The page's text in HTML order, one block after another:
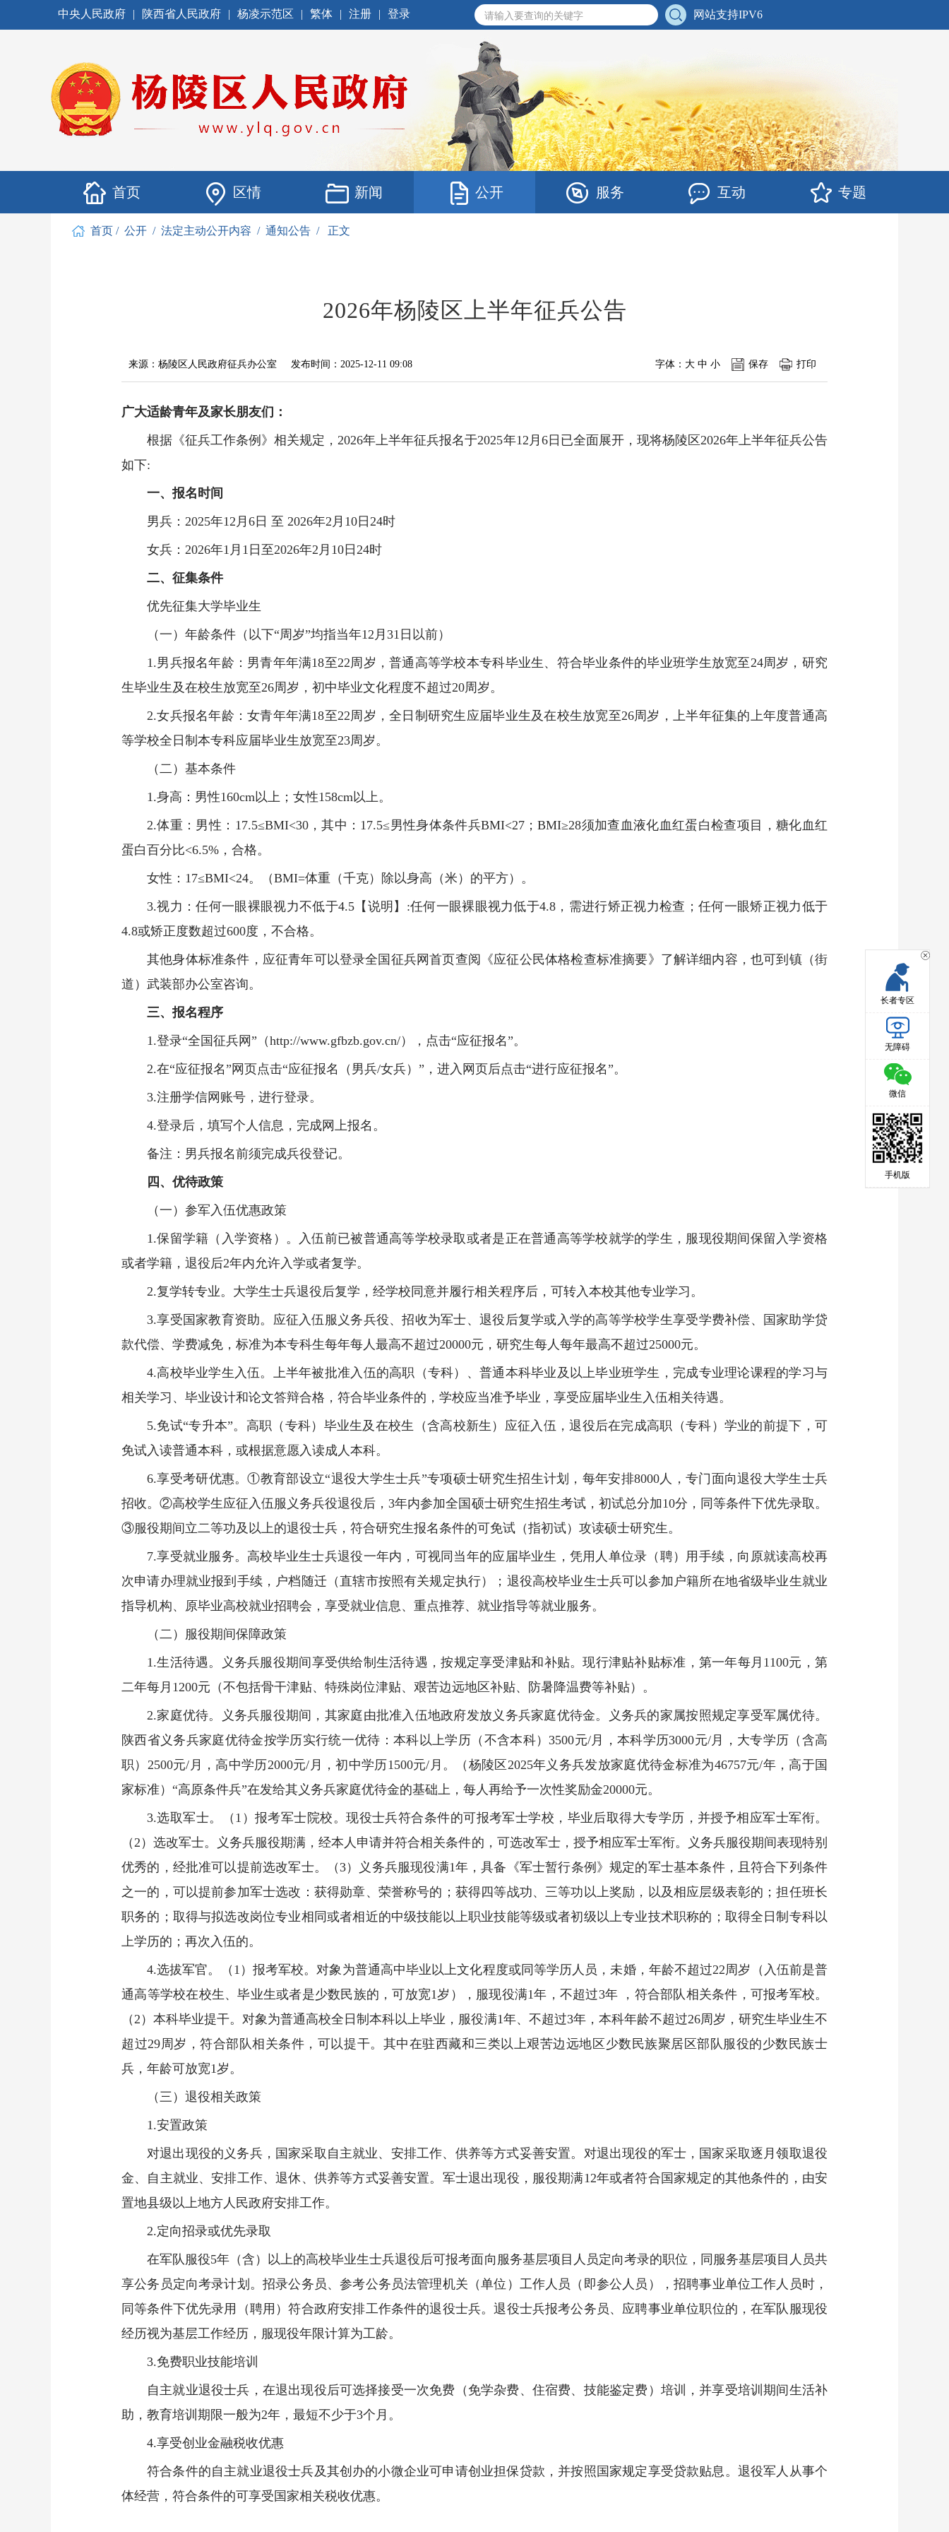
中央人民政府 | 陕西省人民政府 | 杨凌示范区 | 繁体 | 注册 | 登录 网站支持IPV6
首页 区情 新闻 公开 服务 互动 专题
首页 / 公开 / 法定主动公开内容 / 通知公告 / 正文
2026年杨陵区上半年征兵公告
来源：杨陵区人民政府征兵办公室 发布时间：2025-12-11 09:08 打印
保存
字体： 大 中 小
广大适龄青年及家长朋友们：
根据《征兵工作条例》相关规定，2026年上半年征兵报名于2025年12月6日已全面展开，现将杨陵区2026年上半年征兵公告
如下:
一、报名时间
男兵：2025年12月6日 至 2026年2月10日24时
女兵：2026年1月1日至2026年2月10日24时
二、征集条件
优先征集大学毕业生
（一）年龄条件（以下“周岁”均指当年12月31日以前）
1.男兵报名年龄：男青年年满18至22周岁，普通高等学校本专科毕业生、符合毕业条件的毕业班学生放宽至24周岁，研究
生毕业生及在校生放宽至26周岁，初中毕业文化程度不超过20周岁。
2.女兵报名年龄：女青年年满18至22周岁，全日制研究生应届毕业生及在校生放宽至26周岁，上半年征集的上年度普通高
等学校全日制本专科应届毕业生放宽至23周岁。
（二）基本条件
1.身高：男性160cm以上；女性158cm以上。
2.体重：男性：17.5≤BMI<30，其中：17.5≤男性身体条件兵BMI<27；BMI≥28须加查血液化血红蛋白检查项目，糖化血红
蛋白百分比<6.5%，合格。
女性：17≤BMI<24。（BMI=体重（千克）除以身高（米）的平方）。
3.视力：任何一眼裸眼视力不低于4.5【说明】:任何一眼裸眼视力低于4.8，需进行矫正视力检查；任何一眼矫正视力低于
4.8或矫正度数超过600度，不合格。
其他身体标准条件，应征青年可以登录全国征兵网首页查阅《应征公民体格检查标准摘要》了解详细内容，也可到镇（街
道）武装部办公室咨询。
三、报名程序
1.登录“全国征兵网”（http://www.gfbzb.gov.cn/），点击“应征报名”。
2.在“应征报名”网页点击“应征报名（男兵/女兵）”，进入网页后点击“进行应征报名”。
3.注册学信网账号，进行登录。
4.登录后，填写个人信息，完成网上报名。
备注：男兵报名前须完成兵役登记。
四、优待政策
（一）参军入伍优惠政策
1.保留学籍（入学资格）。入伍前已被普通高等学校录取或者是正在普通高等学校就学的学生，服现役期间保留入学资格
或者学籍，退役后2年内允许入学或者复学。
2.复学转专业。大学生士兵退役后复学，经学校同意并履行相关程序后，可转入本校其他专业学习。
3.享受国家教育资助。应征入伍服义务兵役、招收为军士、退役后复学或入学的高等学校学生享受学费补偿、国家助学贷
款代偿、学费减免，标准为本专科生每年每人最高不超过20000元，研究生每人每年最高不超过25000元。
4.高校毕业学生入伍。上半年被批准入伍的高职（专科）、普通本科毕业及以上毕业班学生，完成专业理论课程的学习与
相关学习、毕业设计和论文答辩合格，符合毕业条件的，学校应当准予毕业，享受应届毕业生入伍相关待遇。
5.免试“专升本”。高职（专科）毕业生及在校生（含高校新生）应征入伍，退役后在完成高职（专科）学业的前提下，可
免试入读普通本科，或根据意愿入读成人本科。
6.享受考研优惠。①教育部设立“退役大学生士兵”专项硕士研究生招生计划，每年安排8000人，专门面向退役大学生士兵
招收。②高校学生应征入伍服义务兵役退役后，3年内参加全国硕士研究生招生考试，初试总分加10分，同等条件下优先录取。
③服役期间立二等功及以上的退役士兵，符合研究生报名条件的可免试（指初试）攻读硕士研究生。
7.享受就业服务。高校毕业生士兵退役一年内，可视同当年的应届毕业生，凭用人单位录（聘）用手续，向原就读高校再
次申请办理就业报到手续，户档随迁（直辖市按照有关规定执行）；退役高校毕业生士兵可以参加户籍所在地省级毕业生就业
指导机构、原毕业高校就业招聘会，享受就业信息、重点推荐、就业指导等就业服务。
（二）服役期间保障政策
1.生活待遇。义务兵服役期间享受供给制生活待遇，按规定享受津贴和补贴。现行津贴补贴标准，第一年每月1100元，第
二年每月1200元（不包括骨干津贴、特殊岗位津贴、艰苦边远地区补贴、防暑降温费等补贴）。
2.家庭优待。义务兵服役期间，其家庭由批准入伍地政府发放义务兵家庭优待金。义务兵的家属按照规定享受军属优待。
陕西省义务兵家庭优待金按学历实行统一优待：本科以上学历（不含本科）3500元/月，本科学历3000元/月，大专学历（含高
职）2500元/月，高中学历2000元/月，初中学历1500元/月。（杨陵区2025年义务兵发放家庭优待金标准为46757元/年，高于国
家标准）“高原条件兵”在发给其义务兵家庭优待金的基础上，每人再给予一次性奖励金20000元。
3.选取军士。（1）报考军士院校。现役士兵符合条件的可报考军士学校，毕业后取得大专学历，并授予相应军士军衔。
（2）选改军士。义务兵服役期满，经本人申请并符合相关条件的，可选改军士，授予相应军士军衔。义务兵服役期间表现特别
优秀的，经批准可以提前选改军士。（3）义务兵服现役满1年，具备《军士暂行条例》规定的军士基本条件，且符合下列条件
之一的，可以提前参加军士选改：获得勋章、荣誉称号的；获得四等战功、三等功以上奖励，以及相应层级表彰的；担任班长
职务的；取得与拟选改岗位专业相同或者相近的中级技能以上职业技能等级或者初级以上专业技术职称的；取得全日制专科以
上学历的；再次入伍的。
4.选拔军官。（1）报考军校。对象为普通高中毕业以上文化程度或同等学历人员，未婚，年龄不超过22周岁（入伍前是普
通高等学校在校生、毕业生或者是少数民族的，可放宽1岁），服现役满1年，不超过3年 ，符合部队相关条件，可报考军校。
（2）本科毕业提干。对象为普通高校全日制本科以上毕业，服役满1年、不超过3年，本科年龄不超过26周岁，研究生毕业生不
超过29周岁，符合部队相关条件，可以提干。其中在驻西藏和三类以上艰苦边远地区少数民族聚居区部队服役的少数民族士
兵，年龄可放宽1岁。
（三）退役相关政策
1.安置政策
对退出现役的义务兵，国家采取自主就业、安排工作、供养等方式妥善安置。对退出现役的军士，国家采取逐月领取退役
金、自主就业、安排工作、退休、供养等方式妥善安置。军士退出现役，服役期满12年或者符合国家规定的其他条件的，由安
置地县级以上地方人民政府安排工作。
2.定向招录或优先录取
在军队服役5年（含）以上的高校毕业生士兵退役后可报考面向服务基层项目人员定向考录的职位，同服务基层项目人员共
享公务员定向考录计划。招录公务员、参考公务员法管理机关（单位）工作人员（即参公人员），招聘事业单位工作人员时，
同等条件下优先录用（聘用）符合政府安排工作条件的退役士兵。退役士兵报考公务员、应聘事业单位职位的，在军队服现役
经历视为基层工作经历，服现役年限计算为工龄。
3.免费职业技能培训
自主就业退役士兵，在退出现役后可选择接受一次免费（免学杂费、住宿费、技能鉴定费）培训，并享受培训期间生活补
助，教育培训期限一般为2年，最短不少于3个月。
4.享受创业金融税收优惠
符合条件的自主就业退役士兵及其创办的小微企业可申请创业担保贷款，并按照国家规定享受贷款贴息。退役军人从事个
体经营，符合条件的可享受国家相关税收优惠。
长者专区
无障碍
微信
手机版